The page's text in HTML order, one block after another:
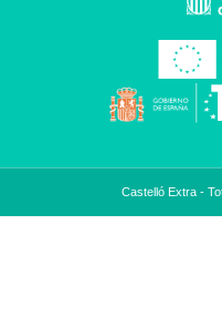
Castelló Extra -